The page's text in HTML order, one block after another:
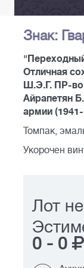
Знак:
Отличная
Ш.Э.Г. ПР-
Айрапетян
армии
Томпак,
Укорочен
Лот
0 - 0